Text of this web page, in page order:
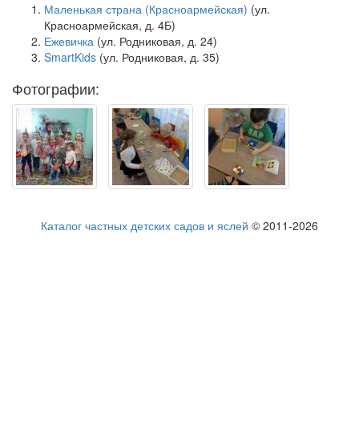
Маленькая страна (Красноармейская) (ул.
Красноармейская, д. 4Б)
Ежевичка (ул. Родниковая, д. 24)
SmartKids (ул. Родниковая, д. 35)
Фотографии:
Каталог частных детских садов и яслей © 2011-2026